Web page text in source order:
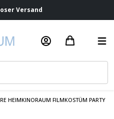
Versand
& Service
HEIMKINORAUM FILMKOSTÜM PARTY